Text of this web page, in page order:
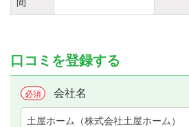
口コミを登録する
必須 会社名
土屋ホーム（株式会社土屋ホーム）